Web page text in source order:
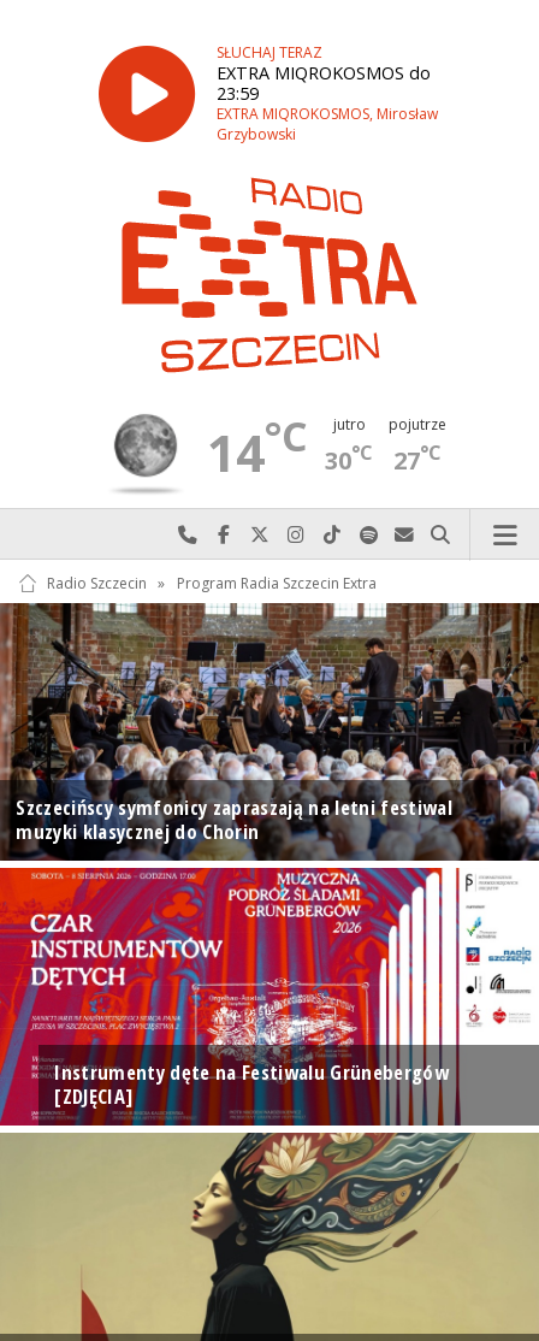
SŁUCHAJ TERAZ
EXTRA MIQROKOSMOS do
23:59
EXTRA MIQROKOSMOS, Mirosław
Grzybowski
14°C jutro
30°C
pojutrze
27°C
Najlepiej po prostu do nas zadzwoń
Odwiedź nas na Facebook-u
Odwiedź nas na X
Odwiedź nas na Instagram-ie
Odwiedź nas na TikTok-u
Szukaj nas na Spotify
Wyślij do nas
Szukaj
Radio Szczecin » Program Radia Szczecin Extra
Szczecińscy symfonicy zapraszają na letni festiwal
muzyki klasycznej do Chorin
Instrumenty dęte na Festiwalu Grünebergów
[ZDJĘCIA]